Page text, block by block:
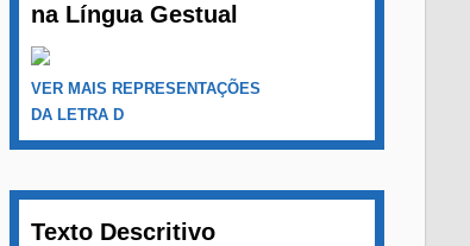
na Língua Gestual
VER MAIS REPRESENTAÇÕES
DA LETRA D
Texto Descritivo